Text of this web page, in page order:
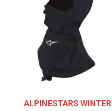
ALPINESTARS WINTER
era:
es:
42,46€.